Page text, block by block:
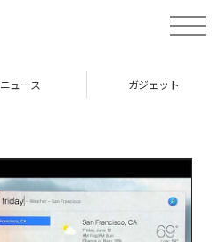
toggle
ニュース ガジェット